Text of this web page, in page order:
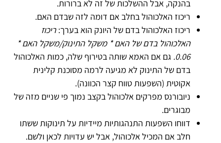
בהנקה, אבל ההשלכות של זה לא ברורות.
ריכוז האלכוהול בחלב אם דומה לזה שבדם האם.
ריכוז האלכוהול בדם של היונק הוא בערך:ריכוז
האלכוהול בדם של האם * משקל התינוק/משקל האם *
0.06. גם אם האמא שותה בטירוף שלה, כמות האלכוהול
בדם של התינוק לא מגיעה לרמה מסוכנת קלינית
אקוטית (השפעות טווח קצר הכוונה).
ניובורנס מפרקים אלכוהול בקצב נמוך פי שניים מזה של
מבוגרים.
דווחו השפעות התנהגותיות מיידיות על תינוקות ששתו
חלב אם המכיל אלכוהול, אבל יש עדויות לכאן ולשם.